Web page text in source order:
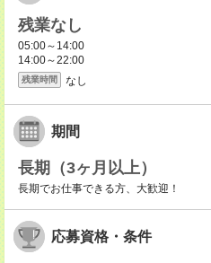
残業なし
05:00～14:00
14:00～22:00
残業時間 なし
期間
長期（3ヶ月以上）
長期でお仕事できる方、大歓迎！
応募資格・条件